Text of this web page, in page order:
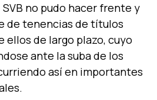
SVB no pudo hacer frente y
de tenencias de títulos
ellos de largo plazo, cuyo
ante la suba de los
así en importantes